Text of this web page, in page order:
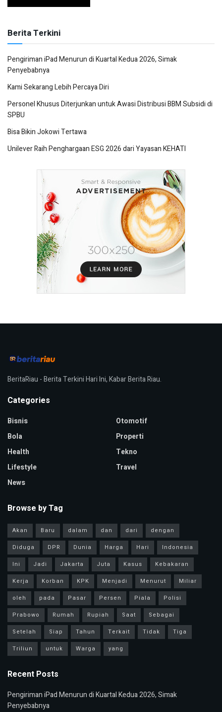
Berita Terkini
Pengiriman iPad Menurun di Kuartal Kedua 2026, Simak
Penyebabnya
Kami Sekarang Lebih Percaya Diri
Personel Khusus Diterjunkan untuk Awasi Distribusi BBM Subsidi di
SPBU
Bisa Bikin Jokowi Tertawa
Unilever Raih Penghargaan ESG 2026 dari Yayasan KEHATI
BeritaRiau - Berita Terkini Hari Ini, Kabar Berita Riau.
Categories
Bisnis
Bola
Health
Lifestyle
News
Otomotif
Properti
Tekno
Travel
Browse by Tag
Akan Baru dalam dan dari
dengan
Diduga
DPR Dunia Harga Hari
Indonesia
Ini
Jadi Jakarta Juta Kasus
Kebakaran
Kerja
Korban KPK Menjadi Menurut
Miliar
oleh
pada Pasar Persen Piala
Polisi
Prabowo
Rumah Rupiah Saat
Sebagai
Setelah
Siap Tahun Terkait Tidak
Tiga
Triliun
untuk Warga yang
Recent Posts
Pengiriman iPad Menurun di Kuartal Kedua 2026, Simak
Penyebabnya